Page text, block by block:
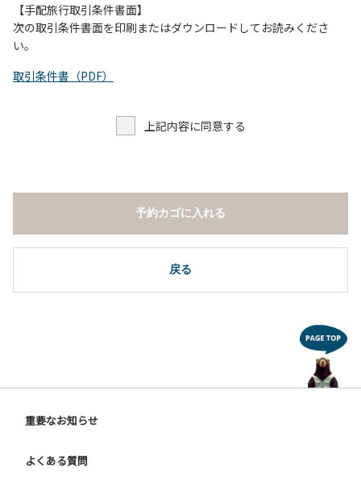
【手配旅行取引条件書面】
次の取引条件書面を印刷またはダウンロードしてお読みくださ
い。
取引条件書（PDF）
上記内容に同意する
戻る
予約カゴに入れる
重要なお知らせ
よくある質問